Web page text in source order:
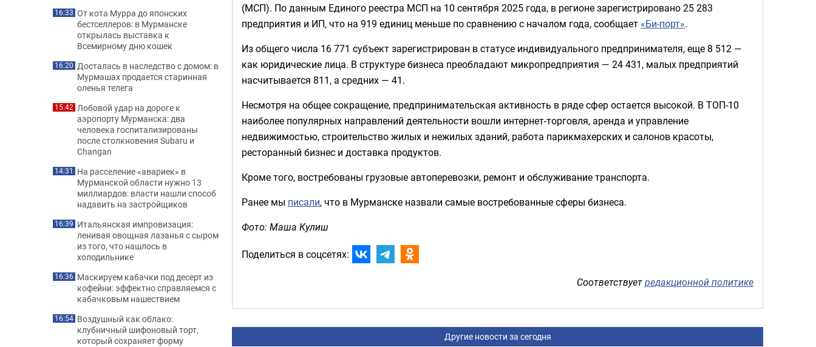
(МСП). По данным Единого реестра МСП на 10 сентября 2025 года, в регионе зарегистрировано 25 283
предприятия и ИП, что на 919 единиц меньше по сравнению с началом года, сообщает «Би-порт».
Из общего числа 16 771 субъект зарегистрирован в статусе индивидуального предпринимателя, еще 8 512 —
как юридические лица. В структуре бизнеса преобладают микропредприятия — 24 431, малых предприятий
насчитывается 811, а средних — 41.
Несмотря на общее сокращение, предпринимательская активность в ряде сфер остается высокой. В ТОП-10
наиболее популярных направлений деятельности вошли интернет-торговля, аренда и управление
недвижимостью, строительство жилых и нежилых зданий, работа парикмахерских и салонов красоты,
ресторанный бизнес и доставка продуктов.
Кроме того, востребованы грузовые автоперевозки, ремонт и обслуживание транспорта.
Ранее мы писали, что в Мурманске назвали самые востребованные сферы бизнеса.
Фото: Маша Кулиш
Поделиться в соцсетях:
Соответствуетредакционной политике
Другие новости за сегодня
16:33 От кота Мурра до японских
бестселлеров: в Мурманске
открылась выставка к
Всемирному дню кошек
16:20 Досталась в наследство с домом: в
Мурмашах продается старинная
оленья телега
15:42 Лобовой удар на дороге к
аэропорту Мурманска: два
человека госпитализированы
после столкновения Subaru и
Changan
14:31 На расселение «авариек» в
Мурманской области нужно 13
миллиардов: власти нашли способ
надавить на застройщиков
16:39 Итальянская импровизация:
ленивая овощная лазанья с сыром
из того, что нашлось в
холодильнике
16:36 Маскируем кабачки под десерт из
кофейни: эффектно справляемся с
кабачковым нашествием
16:54 Воздушный как облако:
клубничный шифоновый торт,
который сохраняет форму